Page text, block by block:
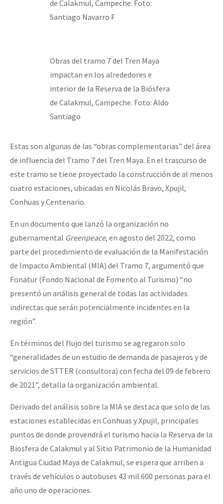
de Calakmul, Campeche. Foto:
Santiago Navarro F
Obras del tramo 7 del Tren Maya
impactan en los alrededores e
interior de la Reserva de la Biósfera
de Calakmul, Campeche. Foto: Aldo
Santiago
Estas son algunas de las “obras complementarias” del área
de influencia del Tramo 7 del Tren Maya. En el trascurso de
este tramo se tiene proyectado la construcción de al menos
cuatro estaciones, ubicadas en Nicolás Bravo, Xpujil,
Conhuas y Centenario.
En un documento que lanzó la organización no
gubernamental Greenpeace, en agosto del 2022, como
parte del procedimiento de evaluación de la Manifestación
de Impacto Ambiental (MIA) del Tramo 7, argumentó que
Fonatur (Fondo Nacional de Fomento al Turismo) “no
presentó un análisis general de todas las actividades
indirectas que serán potencialmente incidentes en la
región”.
En términos del flujo del turismo se agregaron solo
“generalidades de un estudio de demanda de pasajeros y de
servicios de STTER (consultora) con fecha del 09 de febrero
de 2021”, detalla la organización ambiental.
Derivado del análisis sobre la MIA se destaca que solo de las
estaciones establecidas en Conhuas y Xpujil, principales
puntos de donde provendrá el turismo hacia la Reserva de la
Biosfera de Calakmul y al Sitio Patrimonio de la Humanidad
Antigua Ciudad Maya de Calakmul, se espera que arriben a
través de vehículos o autobuses 43 mil 600 personas para el
año uno de operaciones.